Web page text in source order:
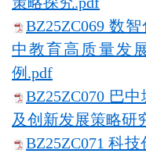
BZ25ZC069 数
中教育高质量发
例.pdf
BZ25ZC070 巴
及创新发展策略研
BZ25ZC071 科